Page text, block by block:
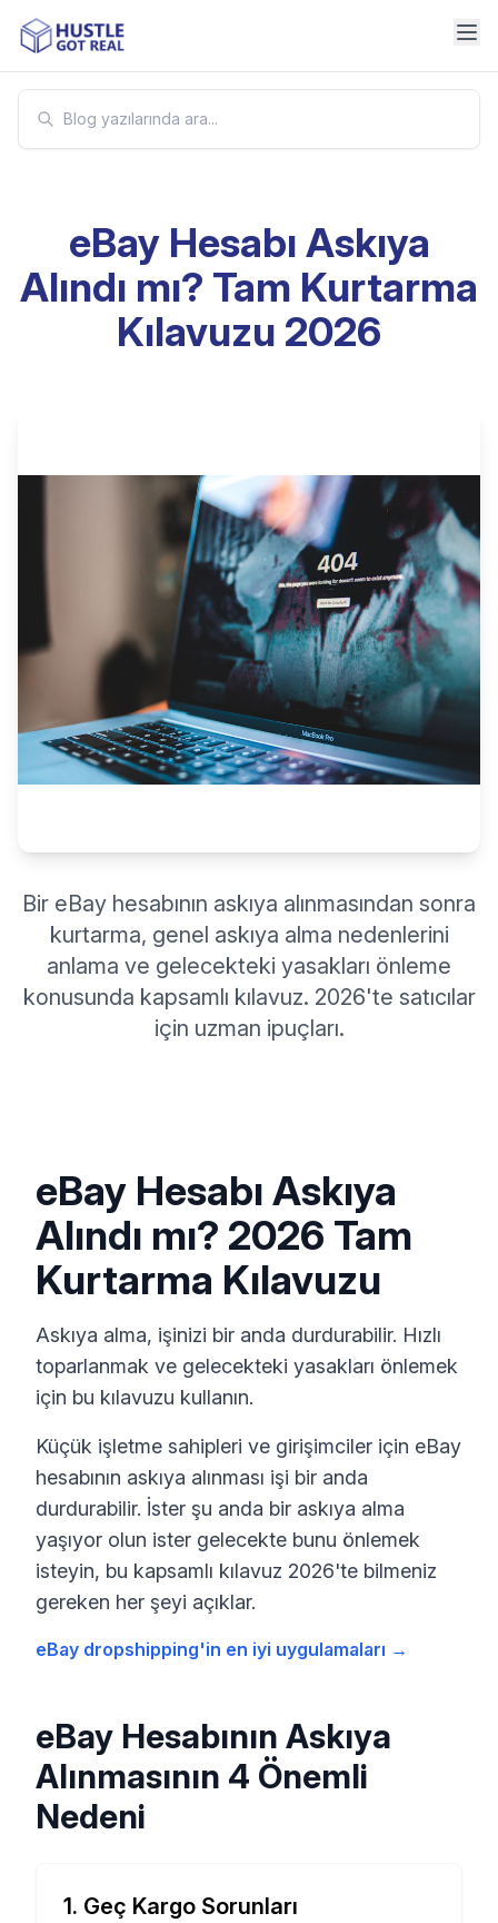
eBay Hesabı Askıya
Alındı mı? Tam Kurtarma
Kılavuzu 2026
Bir eBay hesabının askıya alınmasından sonra
kurtarma, genel askıya alma nedenlerini
anlama ve gelecekteki yasakları önleme
konusunda kapsamlı kılavuz. 2026'te satıcılar
için uzman ipuçları.
eBay Hesabı Askıya
Alındı mı? 2026 Tam
Kurtarma Kılavuzu
Askıya alma, işinizi bir anda durdurabilir. Hızlı
toparlanmak ve gelecekteki yasakları önlemek
için bu kılavuzu kullanın.
Küçük işletme sahipleri ve girişimciler için eBay
hesabının askıya alınması işi bir anda
durdurabilir. İster şu anda bir askıya alma
yaşıyor olun ister gelecekte bunu önlemek
isteyin, bu kapsamlı kılavuz 2026'te bilmeniz
gereken her şeyi açıklar.
eBay dropshipping'in en iyi uygulamaları →
eBay Hesabının Askıya
Alınmasının 4 Önemli
Nedeni
1. Geç Kargo Sorunları